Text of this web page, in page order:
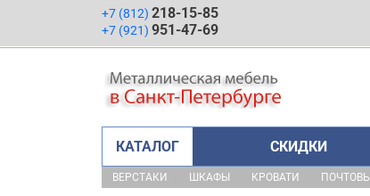
+7 (812) 218-15-85
+7 (921) 951-47-69
КАТАЛОГ СКИДКИ
ВЕРСТАКИ ШКАФЫ КРОВАТИ